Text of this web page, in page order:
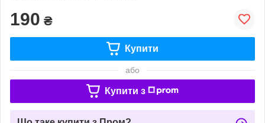
190 ₴
Купити
або
Купити з